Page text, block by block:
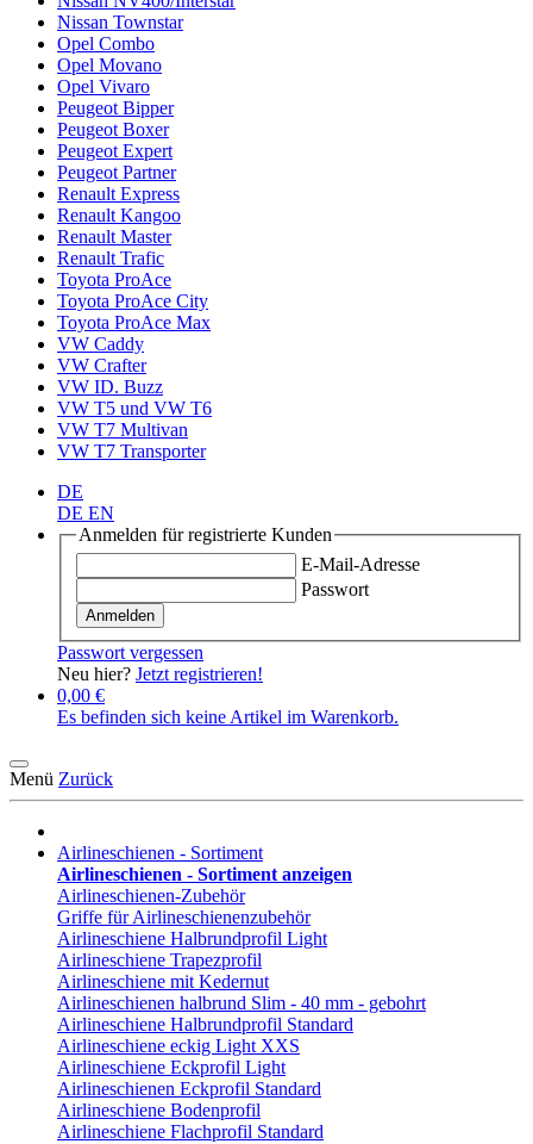
Nissan Townstar
Opel Combo
Opel Movano
Opel Vivaro
Peugeot Bipper
Peugeot Boxer
Peugeot Expert
Peugeot Partner
Renault Express
Renault Kangoo
Renault Master
Renault Trafic
Toyota ProAce
Toyota ProAce City
Toyota ProAce Max
VW Caddy
VW Crafter
VW ID. Buzz
VW T5 und VW T6
VW T7 Multivan
VW T7 Transporter
DE
DE EN
Anmelden für registrierte Kunden
E-Mail-Adresse
Passwort
Anmelden
Passwort vergessen
Neu hier? Jetzt registrieren!
0,00 €
Es befinden sich keine Artikel im Warenkorb.
Menü Zurück
Airlineschienen - Sortiment
Airlineschienen - Sortiment anzeigen
Airlineschienen-Zubehör
Griffe für Airlineschienenzubehör
Airlineschiene Halbrundprofil Light
Airlineschiene Trapezprofil
Airlineschiene mit Kedernut
Airlineschienen halbrund Slim - 40 mm - gebohrt
Airlineschiene Halbrundprofil Standard
Airlineschiene eckig Light XXS
Airlineschiene Eckprofil Light
Airlineschienen Eckprofil Standard
Airlineschiene Bodenprofil
Airlineschiene Flachprofil Standard